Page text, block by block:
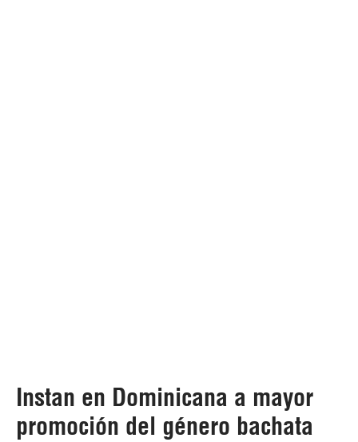
Instan en Dominicana a mayor
promoción del género bachata